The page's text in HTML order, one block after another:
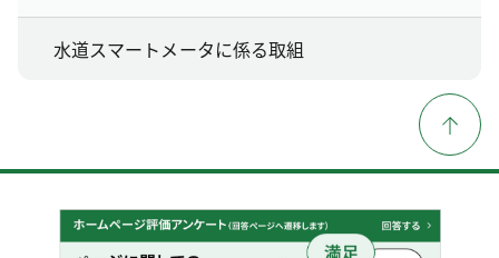
水道スマートメータに係る取組